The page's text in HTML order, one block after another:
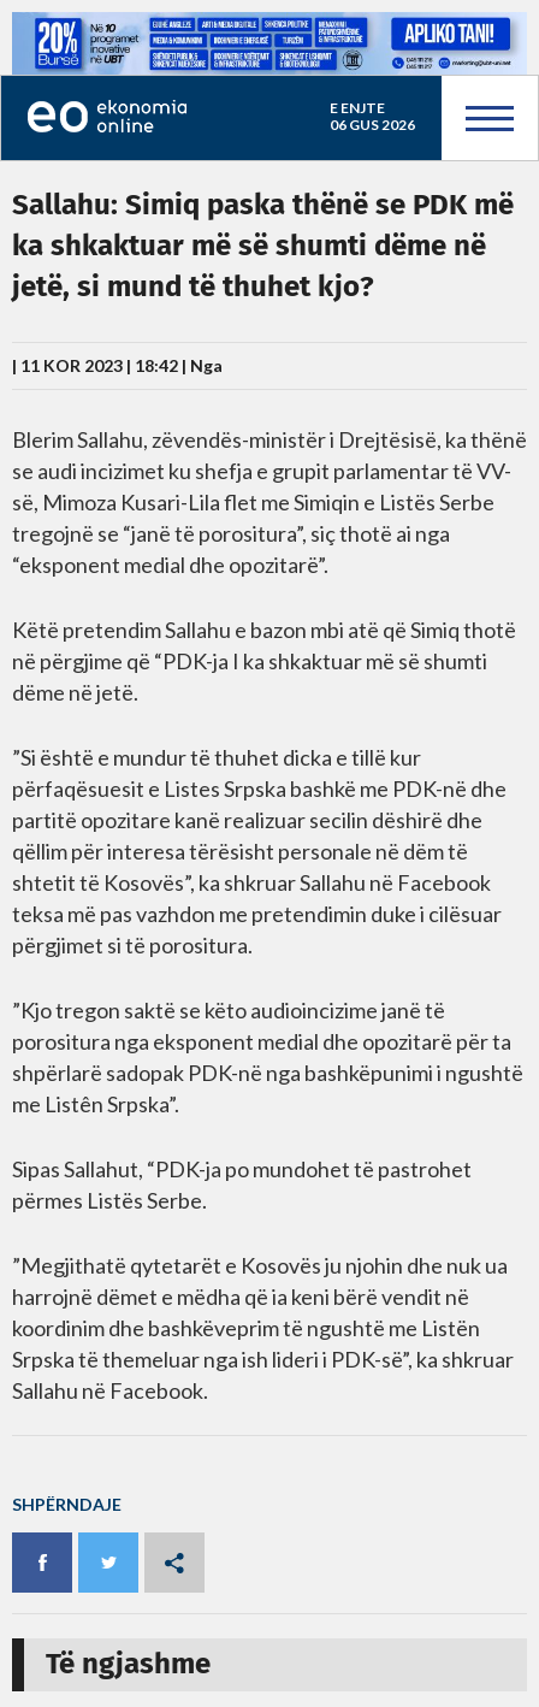
E ENJTE
06 GUS 2026
Sallahu: Simiq paska thënë se PDK më
ka shkaktuar më së shumti dëme në
jetë, si mund të thuhet kjo?
| 11 KOR 2023 | 18:42 | Nga
Blerim Sallahu, zëvendës-ministër i Drejtësisë, ka thënë
se audi incizimet ku shefja e grupit parlamentar të VV-
së, Mimoza Kusari-Lila flet me Simiqin e Listës Serbe
tregojnë se “janë të porositura”, siç thotë ai nga
“eksponent medial dhe opozitarë”.
Këtë pretendim Sallahu e bazon mbi atë që Simiq thotë
në përgjime që “PDK-ja I ka shkaktuar më së shumti
dëme në jetë.
”Si është e mundur të thuhet dicka e tillë kur
përfaqësuesit e Listes Srpska bashkë me PDK-në dhe
partitë opozitare kanë realizuar secilin dëshirë dhe
qëllim për interesa tërësisht personale në dëm të
shtetit të Kosovës”, ka shkruar Sallahu në Facebook
teksa më pas vazhdon me pretendimin duke i cilësuar
përgjimet si të porositura.
”Kjo tregon saktë se këto audioincizime janë të
porositura nga eksponent medial dhe opozitarë për ta
shpërlarë sadopak PDK-në nga bashkëpunimi i ngushtë
me Listên Srpska”.
Sipas Sallahut, “PDK-ja po mundohet të pastrohet
përmes Listës Serbe.
”Megjithatë qytetarët e Kosovës ju njohin dhe nuk ua
harrojnë dëmet e mëdha që ia keni bërë vendit në
koordinim dhe bashkëveprim të ngushtë me Listën
Srpska të themeluar nga ish lideri i PDK-së”, ka shkruar
Sallahu në Facebook.
SHPËRNDAJE
Të ngjashme